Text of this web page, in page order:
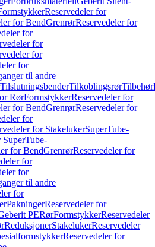
Reservedeler for
for BendGrenrørReservedeler for
for
for
for
for
til andre
TilslutningsbenderTilkoblingsrørTilbehør
RørFormstykkerReservedeler for
for BendGrenrørReservedeler for
for
for StakelukerSuperTube-
SuperTube-
for BendGrenrørReservedeler for
for
for
til andre
for
PakningerReservedeler for
PERørFormstykkerReservedeler
ReduksjonerStakelukerReservedeler
Reservedeler for